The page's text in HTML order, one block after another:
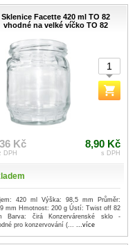
Sklenice Facette 420 ml TO 82
vhodné na velké víčko TO 82
Kč
DPH
8,90 Kč
s DPH
420 ml Výška: 98,5 mm Průměr:
mm Hmotnost: 200 g Ústí: Twist off 82
Barva: čirá Konzervárenské sklo -
pro konzervování (... ...více